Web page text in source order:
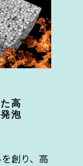
高
泡
創り、高